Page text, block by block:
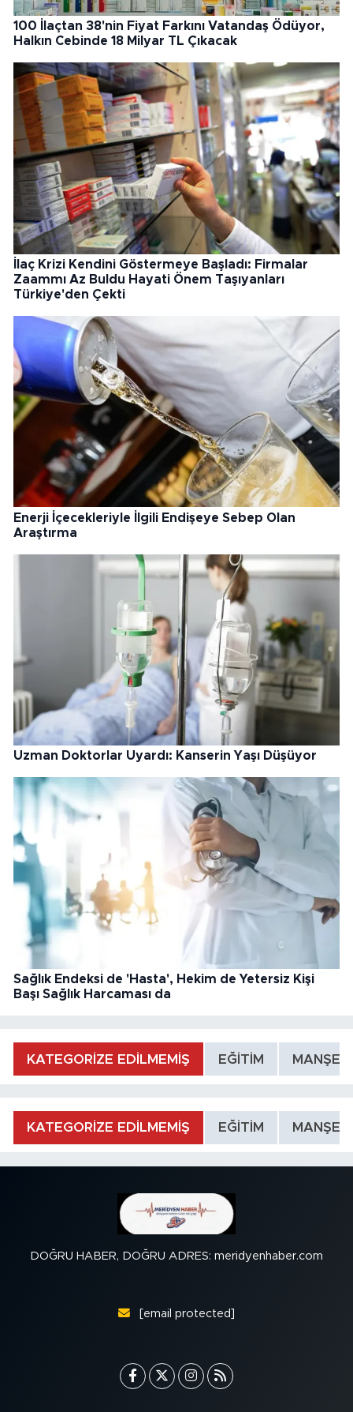
100 İlaçtan 38'nin Fiyat Farkını Vatandaş Ödüyor,
Halkın Cebinde 18 Milyar TL Çıkacak
İlaç Krizi Kendini Göstermeye Başladı: Firmalar
Zaammı Az Buldu Hayati Önem Taşıyanları
Türkiye'den Çekti
Enerji İçecekleriyle İlgili Endişeye Sebep Olan
Araştırma
Uzman Doktorlar Uyardı: Kanserin Yaşı Düşüyor
Sağlık Endeksi de 'Hasta', Hekim de Yetersiz Kişi
Başı Sağlık Harcaması da
KATEGORİZE EDİLMEMİŞ EĞİTİM MANŞET
KATEGORİZE EDİLMEMİŞ EĞİTİM MANŞET
DOĞRU HABER, DOĞRU ADRES: meridyenhaber.com
[email protected]